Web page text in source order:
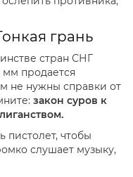
грань
стран СНГ
продается
не нужны справки от
закон суров к
пистолет, чтобы
слушает музыку,